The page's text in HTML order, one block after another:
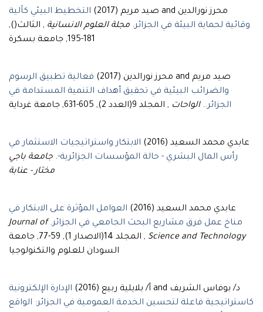
محرز نورالدين and صيد مريم (2017)
التخطيط البيئي كآلية
وقائية لحماية البيئة في الجزائر. مجلة العلوم الانسانية , الثالث(),
181-195, جامعة بسكرة
صيد مريم and محرز نورالدين (2017)
فعالية تطبيق الرسوم
والضرائب البيئية في تحقيق أهداف التنمية المستدامة في
الجزائر..الواحات , المجلد 9(العدد 2), 605-631, جامعة غرداية
عابدي محمد السعيد (2016)
الابتكار واستراتيجيات الاستثمار في
رأس المال البشري - حالة المؤسسات الجزائرية-. جامعة باجي
مختار - عنابة
عابدي محمد السعيد (2016)
العوامل المؤثرة على الابتكار في
مناخ عمل فرق مشاريع البحث الجامعي في الجزائر.
Journal of
Science and Technology
, المجلد 14(الاصدار 1), 59-77, جامعة
السودان للعلوم والتكنولوجيا
د/ بوفاس الشريف and أ/ بلايلية ربيع (2016)
الإدارة الإلكترونية
كاستراتيجية فاعلة لتحسين الخدمة العمومية في الجزائر: الواقع